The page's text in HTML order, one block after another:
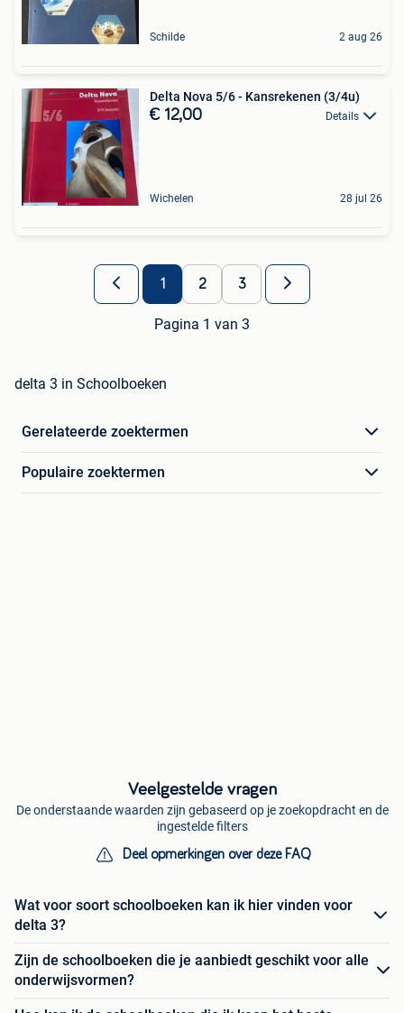
Schilde 2 aug 26
Delta Nova 5/6 - Kansrekenen (3/4u)
€ 12,00 Details
Wichelen 28 jul 26
1 2 3
Pagina 1 van 3
delta 3 in Schoolboeken
Gerelateerde zoektermen
Populaire zoektermen
Veelgestelde vragen
De onderstaande waarden zijn gebaseerd op je zoekopdracht en de
ingestelde filters
Deel opmerkingen over deze FAQ
Wat voor soort schoolboeken kan ik hier vinden voor
delta 3?
Zijn de schoolboeken die je aanbiedt geschikt voor alle
onderwijsvormen?